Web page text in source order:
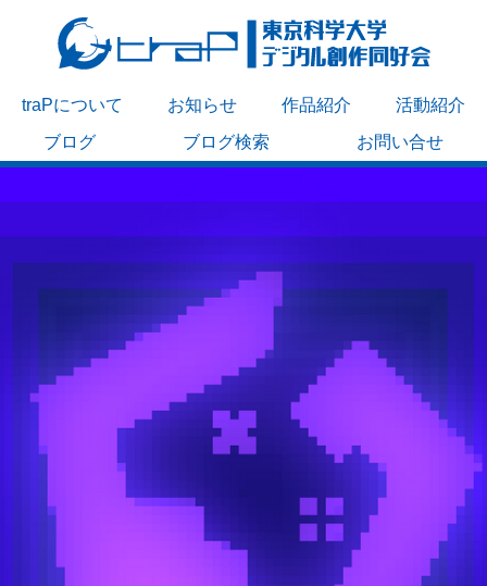
traPについて お知らせ 作品紹介
活動紹介
ブログ
ブログ検索 お問い合せ